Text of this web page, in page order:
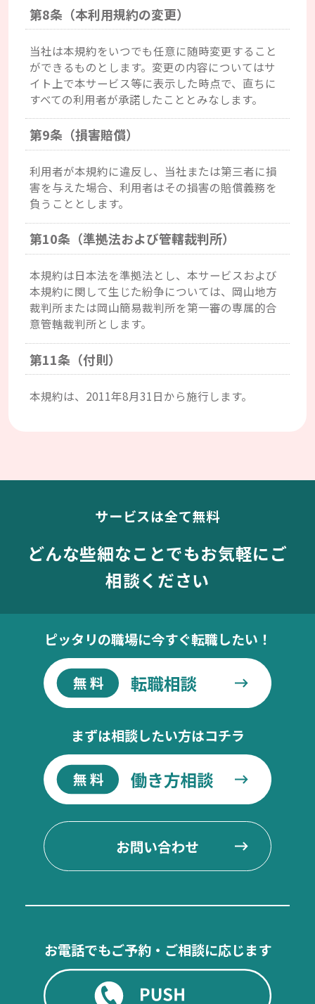
第8条（本利用規約の変更）
当社は本規約をいつでも任意に随時変更すること
ができるものとします。変更の内容についてはサ
イト上で本サービス等に表示した時点で、直ちに
すべての利用者が承諾したこととみなします。
第9条（損害賠償）
利用者が本規約に違反し、当社または第三者に損
害を与えた場合、利用者はその損害の賠償義務を
負うこととします。
第10条（準拠法および管轄裁判所）
本規約は日本法を準拠法とし、本サービスおよび
本規約に関して生じた紛争については、岡山地方
裁判所または岡山簡易裁判所を第一審の専属的合
意管轄裁判所とします。
第11条（付則）
本規約は、2011年8月31日から施行します。
サービスは全て無料
どんな些細なことでもお気軽にご
相談ください
ピッタリの職場に今すぐ転職したい！
まずは相談したい方はコチラ
お電話でもご予約・ご相談に応じます